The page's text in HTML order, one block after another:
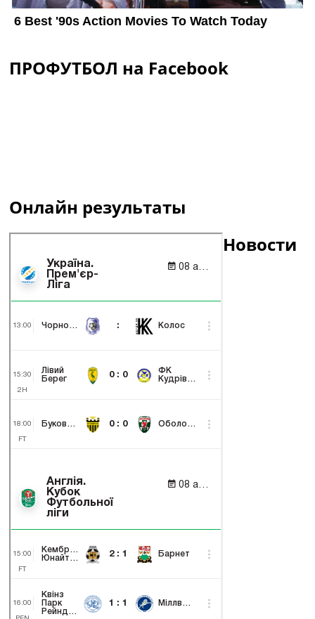
ПРОФУТБОЛ на Facebook
Онлайн результаты
Новости